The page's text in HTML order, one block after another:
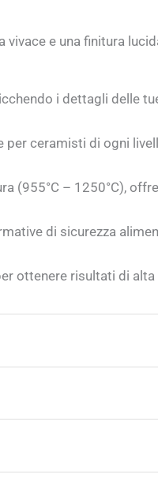
e una finitura
i dettagli delle
per ceramisti di ogni
(955°C – 1250°C),
di sicurezza
ottenere risultati di
che si colloca tra
finitura brillante e
nel prodotto finale.